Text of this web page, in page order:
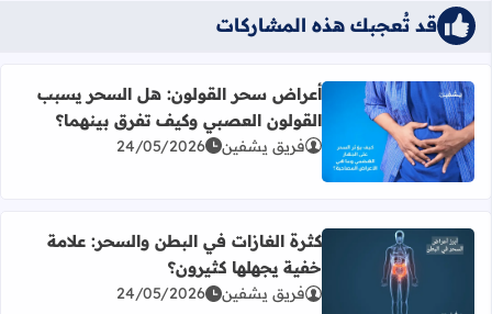
قد تُعجبك هذه المشاركات
اقرأ المزيد عن أعراض سحر القولون: هل السحر يسبب
أعراض سحر القولون: هل السحر يسبب
القولون العصبي وكيف تفرق بينهما؟
فريق يشفين 24/05/2026
اقرأ المزيد عن كثرة الغازات في البطن والسحر: علامة خفية
كثرة الغازات في البطن والسحر: علامة
خفية يجهلها كثيرون؟
فريق يشفين 24/05/2026